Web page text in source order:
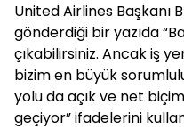
United Airlines Başkanı
gönderdiği bir yazıda
çıkabilirsiniz. Ancak iş
bizim en büyük
yolu da açık ve net
geçiyor” ifadelerini